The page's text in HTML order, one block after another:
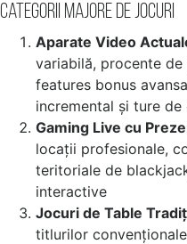
Categorii Majore de Jocuri
Aparate Video
variabilă, procente
features bonus
incremental și ture
Gaming Live cu
locații profesionale,
teritoriale de
interactive
Jocuri de Table
titlurilor